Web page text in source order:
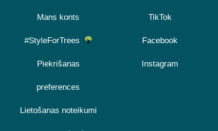
Mans konts
#StyleForTrees
Piekrišanas
preferences
Lietošanas noteikumi
TikTok
Facebook
Instagram